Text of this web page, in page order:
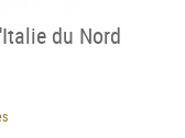
du Nord